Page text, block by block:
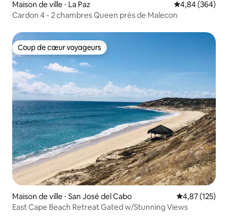
Maison de ville ⋅ La Paz Évaluation
4,84 (364)
Cardon 4 - 2 chambres Queen près de Malecon
Coup de cœur voyageurs
Coup de cœur voyageurs
Maison de ville ⋅ San José del Cabo Évaluation
4,87 (125)
East Cape Beach Retreat Gated w/Stunning Views